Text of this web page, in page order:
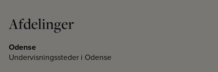
Afdelinger
Odense
Undervisningssteder i Odense